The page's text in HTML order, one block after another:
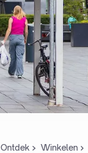
Ontdek Winkelen